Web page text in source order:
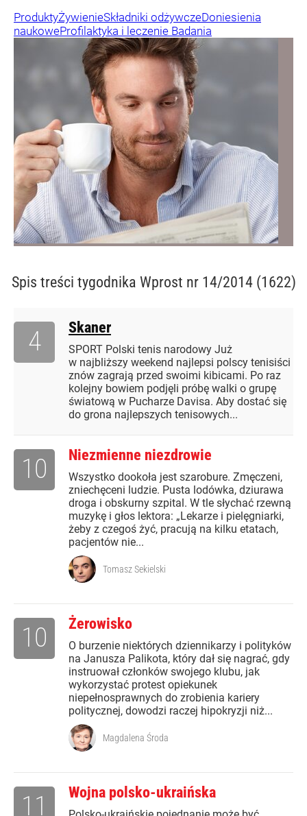
ProduktyŻywienieSkładniki odżywczeDoniesienia
naukoweProfilaktyka i leczenie Badania
Spis treści tygodnika Wprost nr 14/2014 (1622)
Skaner
SPORT Polski tenis narodowy Już
w najbliższy weekend najlepsi polscy tenisiści
znów zagrają przed swoimi kibicami. Po raz
kolejny bowiem podjęli próbę walki o grupę
światową w Pucharze Davisa. Aby dostać się
do grona najlepszych tenisowych...
4
Niezmienne niezdrowie
Wszystko dookoła jest szarobure. Zmęczeni,
zniechęceni ludzie. Pusta lodówka, dziurawa
droga i obskurny szpital. W tle słychać rzewną
muzykę i głos lektora: „Lekarze i pielęgniarki,
żeby z czegoś żyć, pracują na kilku etatach,
pacjentów nie...
10
Tomasz Sekielski
Żerowisko
O burzenie niektórych dziennikarzy i polityków
na Janusza Palikota, który dał się nagrać, gdy
instruował członków swojego klubu, jak
wykorzystać protest opiekunek
niepełnosprawnych do zrobienia kariery
politycznej, dowodzi raczej hipokryzji niż...
10
Magdalena Środa
Wojna polsko-ukraińska
11